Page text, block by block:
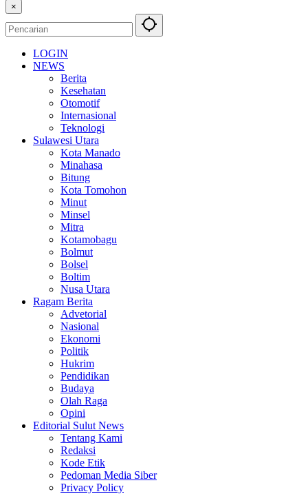
×
LOGIN
NEWS
Berita
Kesehatan
Otomotif
Internasional
Teknologi
Sulawesi Utara
Kota Manado
Minahasa
Bitung
Kota Tomohon
Minut
Minsel
Mitra
Kotamobagu
Bolmut
Bolsel
Boltim
Nusa Utara
Ragam Berita
Advetorial
Nasional
Ekonomi
Politik
Hukrim
Pendidikan
Budaya
Olah Raga
Opini
Editorial Sulut News
Tentang Kami
Redaksi
Kode Etik
Pedoman Media Siber
Privacy Policy